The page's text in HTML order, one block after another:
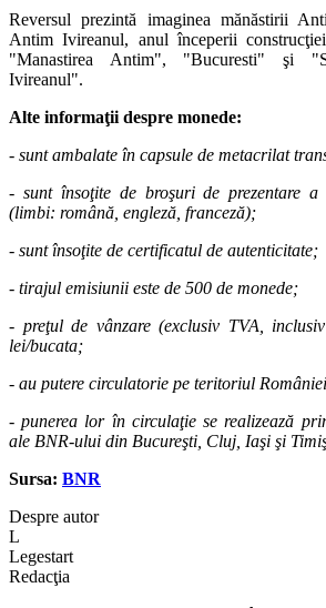
Reversul prezintă imaginea mănăstirii
Antim Ivireanul, anul începerii
"Manastirea Antim", "Bucuresti" şi
Ivireanul".
Alte informaţii despre monede:
- sunt ambalate în capsule de metacrilat
- sunt însoţite de broşuri de prezentare a
(limbi: română, engleză, franceză);
- sunt însoţite de certificatul de autenticitate;
- tirajul emisiunii este de 500 de monede;
- preţul de vânzare (exclusiv TVA,
lei/bucata;
- au putere circulatorie pe teritoriul
- punerea lor în circulaţie se realizează
ale BNR-ului din Bucureşti, Cluj, Iaşi şi
Sursa: BNR
Despre autor
L
Legestart
Redacţia